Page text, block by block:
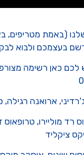
(באמת מטריפים,
בעצמכם ולבוא
כאן רשימה
ארואנה רגילה,
רד מוליירו,
ציקליד